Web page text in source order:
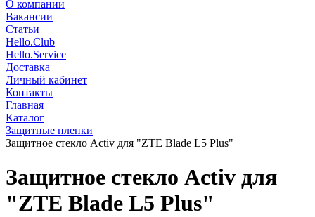
О компании
Вакансии
Статьи
Hello.Club
Hello.Service
Доставка
Личный кабинет
Контакты
Главная
Каталог
Защитные пленки
Защитное стекло Activ для "ZTE Blade L5 Plus"
Защитное стекло Activ для
"ZTE Blade L5 Plus"